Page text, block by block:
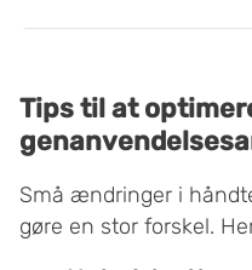
Tips til at
Små ændringer i
gøre en stor forskel.